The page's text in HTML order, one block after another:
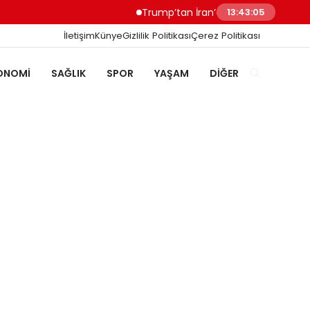
Trump’tan İran’a Müzakere Uyarısı Son
13:43:06
İletişimKünyeGizlilik PolitikasıÇerez Politikası
SAĞLIK SPOR YAŞAM DIĞER